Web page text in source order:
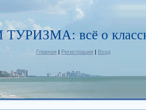
всё о
Главная | Регистрация | Вход